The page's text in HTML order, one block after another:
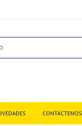
CONTÁCTENOS